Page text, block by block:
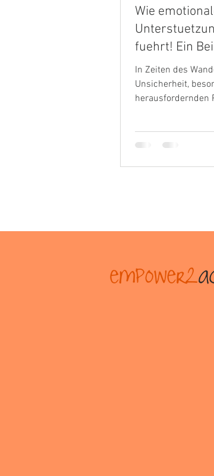
Wie
fuehrt! Ein
Praxis.
In Zeiten des
Unsicherheit,
herausfordernden